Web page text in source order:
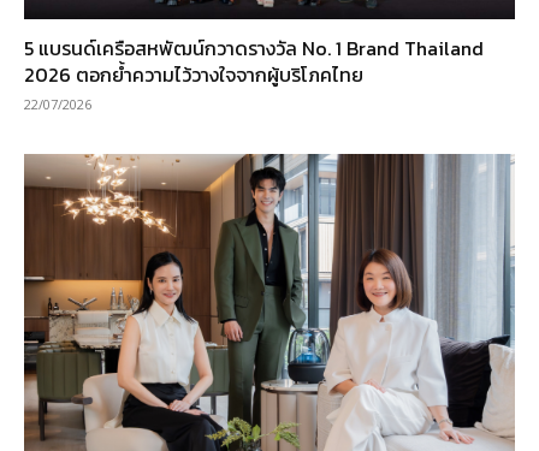
5 แบรนด์เครือสหพัฒน์กวาดรางวัล No. 1 Brand Thailand
2026 ตอกย้ำความไว้วางใจจากผู้บริโภคไทย
22/07/2026